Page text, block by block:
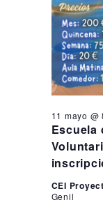
Escuela
11 mayo @
CEI
Genil